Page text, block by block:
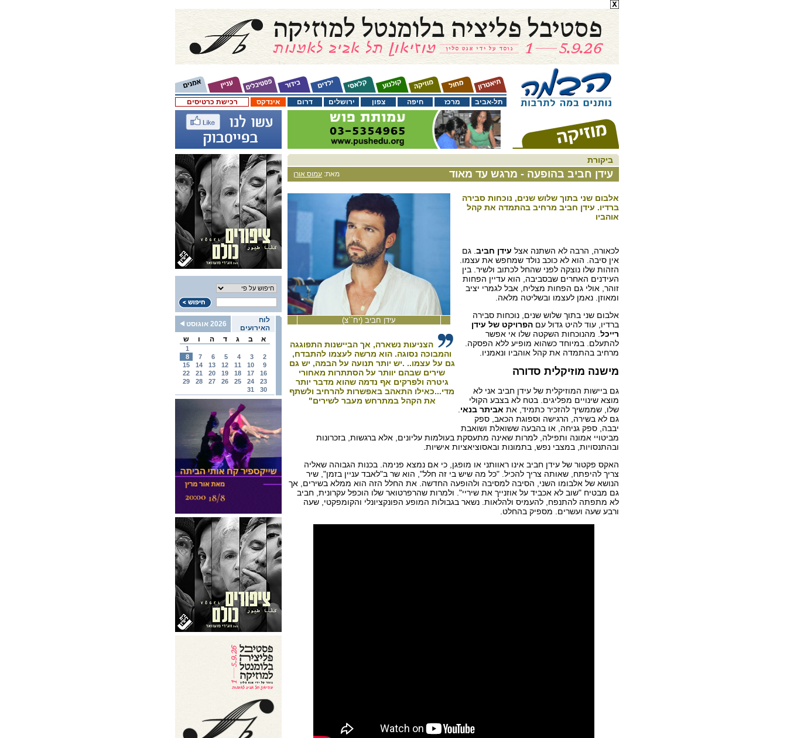
רכישת כרטיסים אינדקס דרום ירושלים צפון חיפה מרכז תל-אביב
לוח
האירועים
2026 אוגוסט
א
ב ג ד ה ו ש
1
2
3
4
5
6
7
8
9
10
11
12
13
14
15
16
17
18
19
20
21
22
23
24
25
26
27
28
29
30
31
ביקורת
מאת: עמוס אורן עידן חביב בהופעה - מרגש עד מאוד
עידן חביב (יח``צ)
הצניעות נשארה, אך הביישנות התפוגגה
והמבוכה נסוגה. הוא מרשה לעצמו להתבדח,
גם על עצמו.. .יש יותר תנועה על הבמה, יש גם
שירים שבהם יוותר על הסתתרות מאחורי
גיטרה ולפרקים אף נדמה שהוא מדבר יותר
מדי...כאילו התאהב באפשרות להרחיב ולשתף
את הקהל במתרחש מעבר לשירים"
אלבום שני בתוך שלוש שנים, נוכחות סבירה
ברדיו. עידן חביב מרחיב בהתמדה את קהל
אוהביו
לכאורה, הרבה לא השתנה אצל עידן חביב . גם
אין סיבה. הוא לא כוכב נולד שמחפש את עצמו.
הזהות שלו נוצקה לפני שהחל לכתוב ולשיר. בין
העידנים האחרים שבסביבה, הוא עדיין הפחות
זוהר, אולי גם הפחות מצליח, אבל לגמרי יציב
ומאוזן. נאמן לעצמו ובשליטה מלאה.
אלבום שני בתוך שלוש שנים, נוכחות סבירה
ברדיו, עוד להיט גדול עם הפרויקט של עידן
רייכל . מהנוכחות השקטה שלו אי אפשר
להתעלם. במיוחד כשהוא מופיע ללא הפסקה.
מרחיב בהתמדה את קהל אוהביו ונאמניו.
מישנה מוזיקלית סדורה
גם ביישות המוזיקלית של עידן חביב אני לא
מוצא שינויים מפליגים. בטח לא בצבע הקולי
שלו, שממשיך להזכיר כתמיד, את אביתר בנאי
גם לא בשירה, הרגישה וספוגת הכאב, ספק
יבבה, ספק גניחה, או בהבעה ששואלת ושואבת
מביטויי אמונה ותפילה, למרות שאינה מתעסקת בעולמות עליונים, אלא ברגשות, בזכרונות
ובהתנסויות, במצבי נפש, בתמונות ובאסוציאציות אישיות.
האקס פקטור של עידן חביב אינו ראוותני או מופגן, כי אם נמצא פנימה. בכנות הגבוהה שאליה
צריך להיפתח, שאותה צריך להכיל. "כל מה שיש בי זה חלל", הוא שר ב"לאבד עניין בזמן", שיר
הנושא של אלבומו השני, הסיבה למסיבה ולהופעה החדשה. את החלל הזה הוא ממלא בשירים, אך
גם מבטיח "שוב לא אכביד על אוזנייך את שיריי". ולמרות שהרפרטואר שלו הוכפל עקרונית, חביב
לא מתפתה להתנפח, להעמיס ולהלאות. נשאר בגבולות המופע הפונקציונלי והקומפקטי, שעה
ורבע שעה ועשרים. מספיק בהחלט.